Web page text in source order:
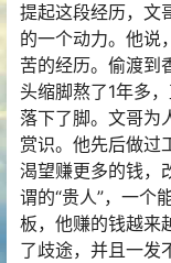
提起这段经历，文
的一个动力。他说
苦的经历。偷渡到
头缩脚熬了1年多
落下了脚。文哥为
赏识。他先后做过
渴望赚更多的钱，
谓的“贵人”，一个
板，他赚的钱越来
了歧途，并且一发